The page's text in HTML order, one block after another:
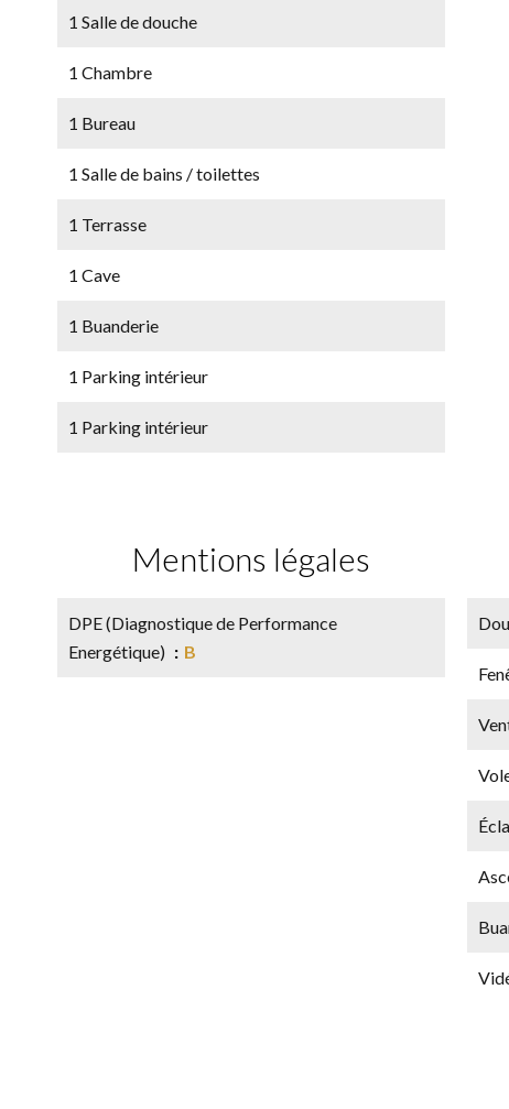
1 Salle de douche
1 Chambre
1 Bureau
1 Salle de bains / toilettes
1 Terrasse
1 Cave
1 Buanderie
1 Parking intérieur
1 Parking intérieur
Mentions légales
DPE (Diagnostique de Performance
Energétique)
B